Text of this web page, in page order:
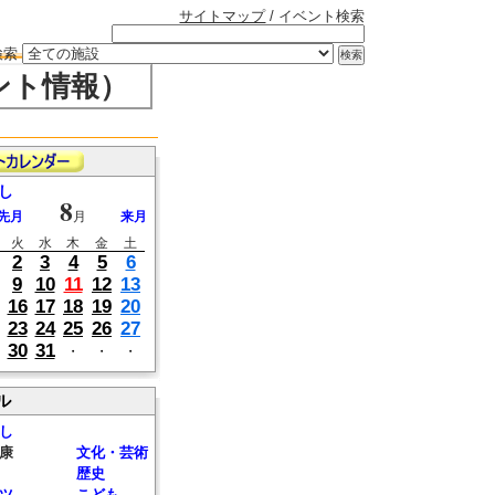
サイトマップ/ イベント検索
索
情報）
月 8 月
来月
火
水 木 金 土
2 3 4 5
6
9
10 11 12 13
16 17 18 19 20
23 24 25 26 27
30 31 ・ ・ ・
文化・芸術
歴史